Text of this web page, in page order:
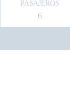
PASAJEROS
6